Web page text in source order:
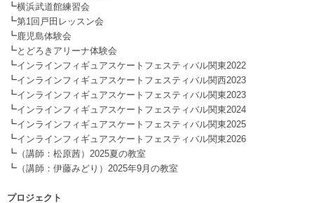
┗横浜武道館練習会
┗第1回戸田レッスン会
┗鹿児島体験会
┗とどろきアリーナ体験会
┗インラインフィギュアスケートフェスティバル関東2022
┗インラインフィギュアスケートフェスティバル関西2023
┗インラインフィギュアスケートフェスティバル関東2023
┗インラインフィギュアスケートフェスティバル関東2024
┗インラインフィギュアスケートフェスティバル関東2025
┗インラインフィギュアスケートフェスティバル関東2026
┗ （講師：松原茜）2025夏の教室
┗ （講師：伊藤みどり）2025年9月の教室
プロジェクト